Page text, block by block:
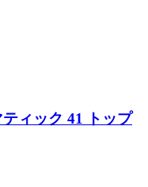
ィック 41 トップ